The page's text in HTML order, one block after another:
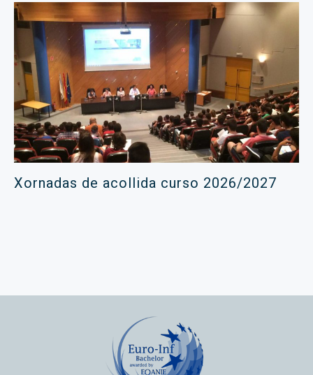
Xornadas de acollida curso 2026/2027